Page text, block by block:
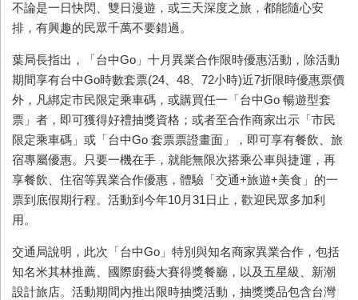
不論是一日快閃、雙日漫遊，或三天深度之旅，都能隨心安
排，有興趣的民眾千萬不要錯過。
葉局長指出，「台中Go 」十月異業合作限時優惠活動，除活動
期間享有台中Go時數套票(24 48 72小時)近7折限時優惠票價
外，凡綁定市民限定乘車碼，或購買任一「台中Go 暢遊型套
票」者，即可獲得好禮抽獎資格；或者至合作商家出示「市民
限定乘車碼」或「台中Go 套票票證畫面」，即可享有餐飲、旅
宿專屬優惠。只要一機在手，就能無限次搭乘公車與捷運，再
享餐飲、住宿等異業合作優惠，體驗「交通+旅遊+美食」的一
票到底假期行程。活動到今年10月31日止，歡迎民眾多加利
用。
交通局說明，此次「台中Go 」特別與知名商家異業合作，包括
知名米其林推薦、國際廚藝大賽得獎餐廳，以及五星級、新潮
設計旅店。活動期間內推出限時抽獎活動，抽獎獎品包含台灣